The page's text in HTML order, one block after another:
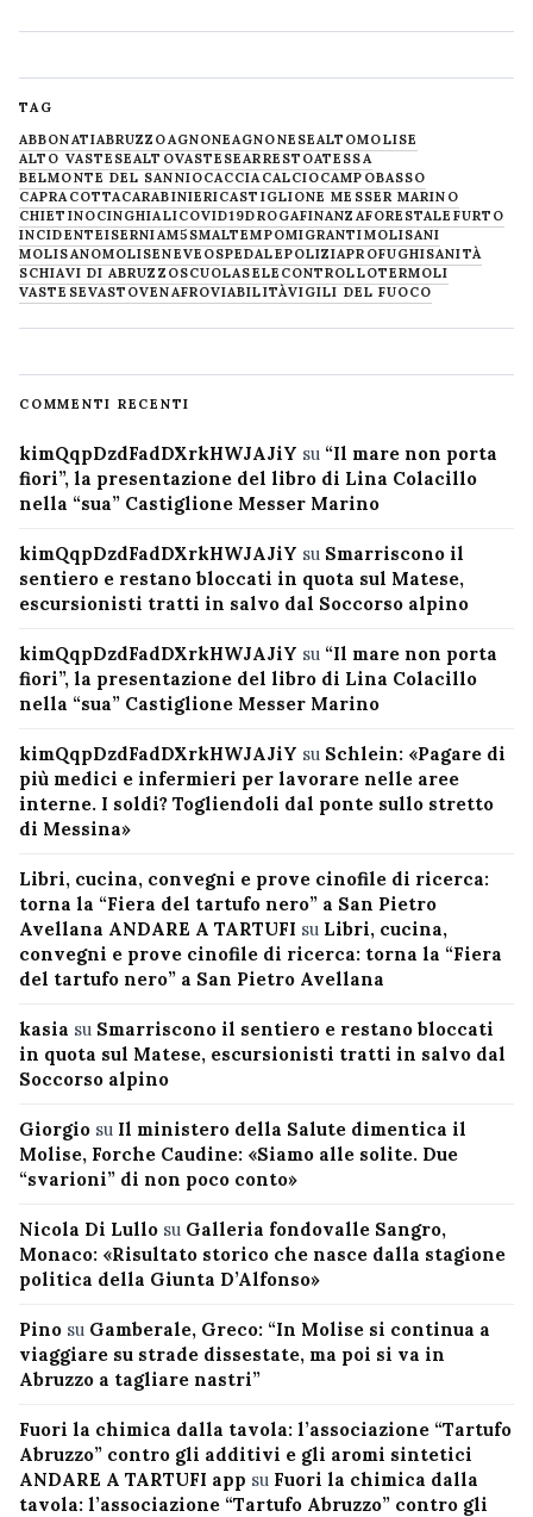
TAG
ABBONATIABRUZZOAGNONEAGNONESEALTOMOLISE
ALTO VASTESEALTOVASTESEARRESTOATESSA
BELMONTE DEL SANNIOCACCIACALCIOCAMPOBASSO
CAPRACOTTACARABINIERICASTIGLIONE MESSER MARINO
CHIETINOCINGHIALICOVID19DROGAFINANZAFORESTALE FURTO
INCIDENTEISERNIAM5SMALTEMPOMIGRANTIMOLISANI
MOLISANOMOLISENEVE OSPEDALEPOLIZIAPROFUGHISANITÀ
SCHIAVI DI ABRUZZOSCUOLASELECONTROLLOTERMOLI
VASTESEVASTOVENAFROVIABILITÀVIGILI DEL FUOCO
COMMENTI RECENTI
kimQqpDzdFadDXrkHWJAJiY su “Il mare non porta
fiori”, la presentazione del libro di Lina Colacillo
nella “sua” Castiglione Messer Marino
kimQqpDzdFadDXrkHWJAJiY su Smarriscono il
sentiero e restano bloccati in quota sul Matese,
escursionisti tratti in salvo dal Soccorso alpino
kimQqpDzdFadDXrkHWJAJiY su “Il mare non porta
fiori”, la presentazione del libro di Lina Colacillo
nella “sua” Castiglione Messer Marino
kimQqpDzdFadDXrkHWJAJiY su Schlein: «Pagare di
più medici e infermieri per lavorare nelle aree
interne. I soldi? Togliendoli dal ponte sullo stretto
di Messina»
Libri, cucina, convegni e prove cinofile di ricerca:
torna la “Fiera del tartufo nero” a San Pietro
Avellana ANDARE A TARTUFI su Libri, cucina,
convegni e prove cinofile di ricerca: torna la “Fiera
del tartufo nero” a San Pietro Avellana
kasia su Smarriscono il sentiero e restano bloccati
in quota sul Matese, escursionisti tratti in salvo dal
Soccorso alpino
Giorgio su Il ministero della Salute dimentica il
Molise, Forche Caudine: «Siamo alle solite. Due
“svarioni” di non poco conto»
Nicola Di Lullo su Galleria fondovalle Sangro,
Monaco: «Risultato storico che nasce dalla stagione
politica della Giunta D’Alfonso»
Pino su Gamberale, Greco: “In Molise si continua a
viaggiare su strade dissestate, ma poi si va in
Abruzzo a tagliare nastri”
Fuori la chimica dalla tavola: l’associazione “Tartufo
Abruzzo” contro gli additivi e gli aromi sintetici
ANDARE A TARTUFI app su Fuori la chimica dalla
tavola: l’associazione “Tartufo Abruzzo” contro gli